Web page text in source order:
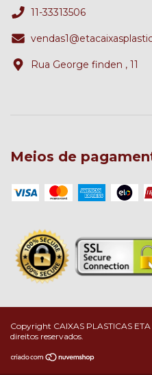
11-33313506
Rua George finden , 11
Meios de
Copyright CAIXAS PLASTICAS
direitos reservados.